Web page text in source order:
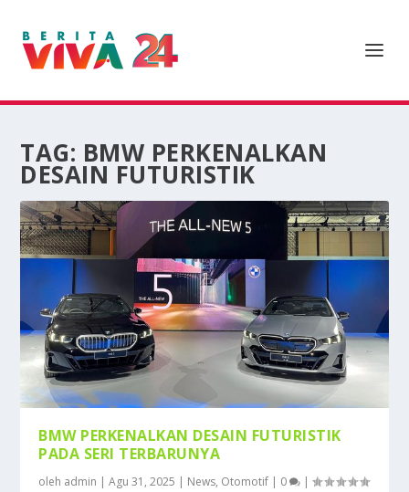
TAG: BMW PERKENALKAN
DESAIN FUTURISTIK
BMW PERKENALKAN DESAIN FUTURISTIK
PADA SERI TERBARUNYA
oleh admin |Agu 31, 2025 | News, Otomotif | 0 |